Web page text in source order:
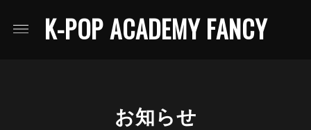
K-POP ACADEMY FANCY
お知らせ